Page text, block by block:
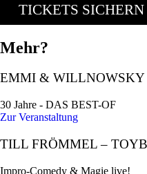
TICKETS SICHERN
Mehr?
EMMI & WILLNOWSKY
30 Jahre - DAS BEST-OF
Zur Veranstaltung
TILL FRÖMMEL –
Impro-Comedy & Magie live!